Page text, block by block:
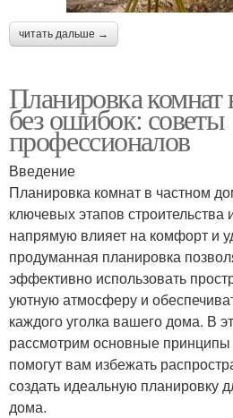
читать дальше →
Планировка комнат
без ошибок: советы
профессионалов
Введение
Планировка комнат в частном
ключевых этапов
напрямую влияет на комфорт и
продуманная планировка
эффективно использовать
уютную атмосферу и
каждого уголка вашего дома. В
рассмотрим основные
помогут вам избежать
создать идеальную планировку
дома.